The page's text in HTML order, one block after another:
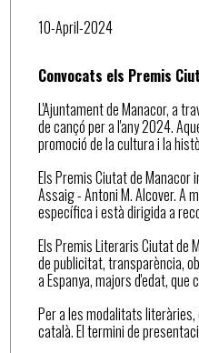
10-April-2024
Convocats els Premis
L'Ajuntament de Manacor, a
de cançó per a l'any 2024.
promoció de la cultura i la
Els Premis Ciutat de Manacor
Assaig - Antoni M. Alcover. A
específica i està dirigida a
Els Premis Literaris Ciutat de
de publicitat, transparència,
a Espanya, majors d'edat,
Per a les modalitats
català. El termini de